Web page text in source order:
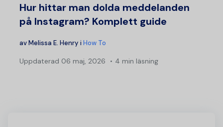
Hur hittar man dolda meddelanden
på Instagram? Komplett guide
avMelissa E. Henry i How To
Uppdaterad 06 maj, 2026 4 min läsning